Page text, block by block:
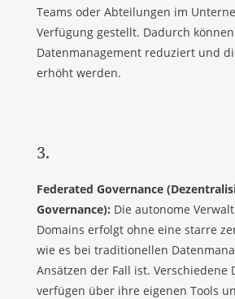
Teams oder Abteilungen im
Verfügung gestellt. Dadurch
Datenmanagement reduziert und
erhöht werden.
3.
Federated Governance
Governance): Die autonome
Domains erfolgt ohne eine starre
wie es bei traditionellen
Ansätzen der Fall ist. Verschiedene
verfügen über ihre eigenen Tools